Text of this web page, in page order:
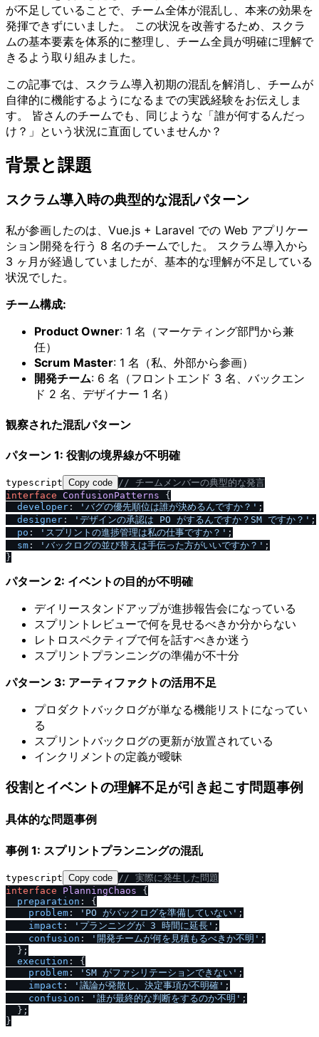
が不足していることで、チーム全体が混乱し、本来の効果を
発揮できずにいました。 この状況を改善するため、スクラ
ムの基本要素を体系的に整理し、チーム全員が明確に理解で
きるよう取り組みました。
この記事では、スクラム導入初期の混乱を解消し、チームが
自律的に機能するようになるまでの実践経験をお伝えしま
す。 皆さんのチームでも、同じような「誰が何するんだっ
け？」という状況に直面していませんか？
背景と課題
スクラム導入時の典型的な混乱パターン
私が参画したのは、Vue.js + Laravel での Web アプリケー
ション開発を行う 8 名のチームでした。 スクラム導入から
3 ヶ月が経過していましたが、基本的な理解が不足している
状況でした。
チーム構成:
Product Owner: 1 名（マーケティング部門から兼
任）
Scrum Master: 1 名（私、外部から参画）
開発チーム: 6 名（フロントエンド 3 名、バックエン
ド 2 名、デザイナー 1 名）
観察された混乱パターン
パターン 1: 役割の境界線が不明確
typescript Copy code // チームメンバーの典型的な発言
interface
ConfusionPatterns {
developer : 'バグの優先順位は誰が決めるんですか？' ;
designer : 'デザインの承認は PO がするんですか？SM ですか？' ;
po : 'スプリントの進捗管理は私の仕事ですか？' ;
sm : 'バックログの並び替えは手伝った方がいいですか？' ;
パターン 2: イベントの目的が不明確
デイリースタンドアップが進捗報告会になっている
スプリントレビューで何を見せるべきか分からない
レトロスペクティブで何を話すべきか迷う
スプリントプランニングの準備が不十分
パターン 3: アーティファクトの活用不足
プロダクトバックログが単なる機能リストになってい
る
スプリントバックログの更新が放置されている
インクリメントの定義が曖昧
役割とイベントの理解不足が引き起こす問題事例
具体的な問題事例
事例 1: スプリントプランニングの混乱
typescript Copy code / / 実際に発生した問題
interface
PlanningChaos {
preparation : {
problem : 'PO がバックログを準備していない' ;
impact : 'プランニングが 3 時間に延長' ;
confusion : '開発チームが何を見積もるべきか不明' ;
  };
execution : {
problem : 'SM がファシリテーションできない' ;
impact : '議論が発散し、決定事項が不明確' ;
confusion : '誰が最終的な判断をするのか不明' ;
  };